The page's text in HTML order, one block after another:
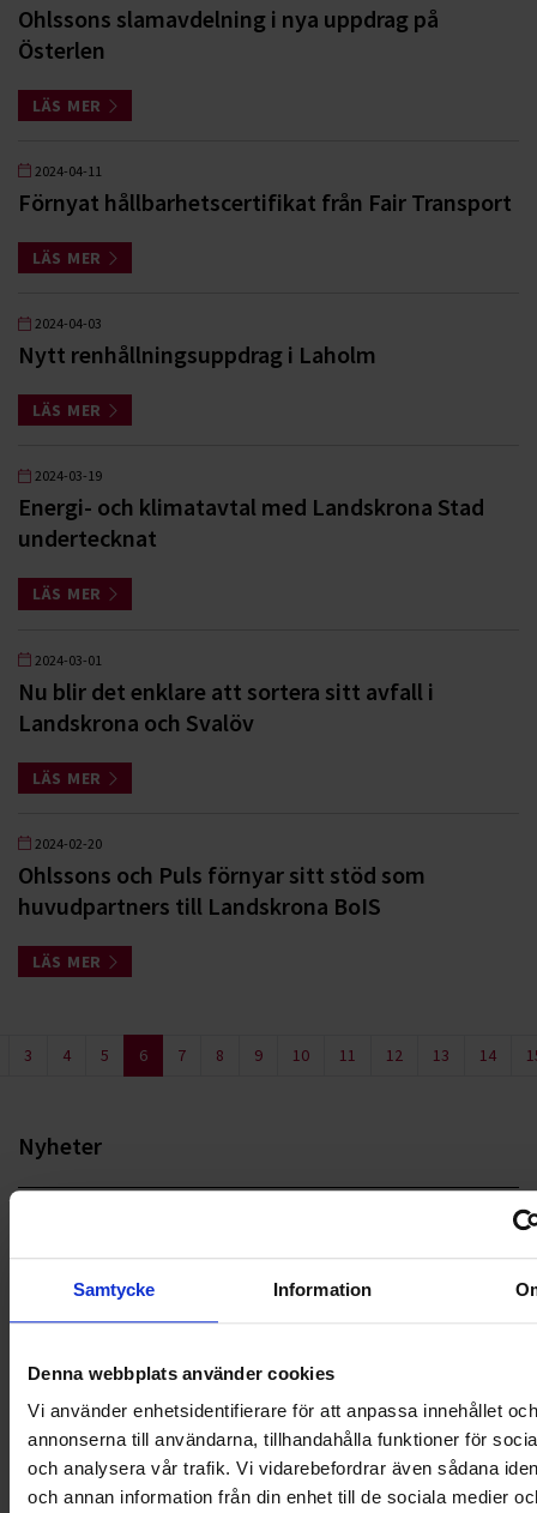
Samtycke Information
Denna webbplats använder cookies
Vi använder enhetsidentifierare för att anpassa innehållet och
annonserna till användarna, tillhandahålla funktioner för
och analysera vår trafik. Vi vidarebefordrar även sådana
och annan information från din enhet till de sociala medier
Ohlssons slamavdelning i nya uppdrag på
Österlen
LÄS MER
2024-04-11
Förnyat hållbarhetscertifikat från Fair Transport
LÄS MER
2024-04-03
Nytt renhållningsuppdrag i Laholm
LÄS MER
2024-03-19
Energi- och klimatavtal med Landskrona Stad
undertecknat
LÄS MER
2024-03-01
Nu blir det enklare att sortera sitt avfall i
Landskrona och Svalöv
LÄS MER
2024-02-20
Ohlssons och Puls förnyar sitt stöd som
huvudpartners till Landskrona BoIS
LÄS MER
3 4 5 6 7 8 9 10 11 12 13 14
Nyheter
LANDSKRONA
NYA UPPDRAG
OHLSSONS REGION MITT
OHLSSONS REGION SYD